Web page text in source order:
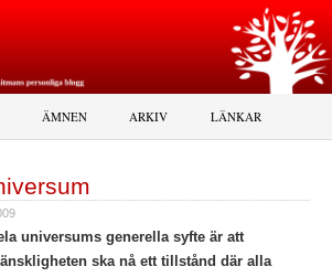
ÄMNEN ARKIV LÄNKAR
universums generella syfte är att
ska nå ett tillstånd där alla